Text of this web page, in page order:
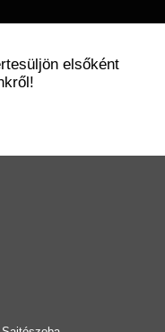
elsőként